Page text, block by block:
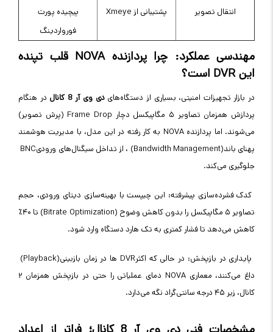
انتقال تصویر پشتیبانی از Xmeye
پیچیده پورت
فورواردینگ
مهندسی عملکرد: چرا پردازنده NOVAقلب تپنده
اینDVR است؟
در بازار تجهیزات امنیتی، بسیاری از دستگاه‌هایدی وی آر 8 کانال
در هنگام
پردازش همزمان تصاویر ۵ مگاپیکسل دچار
Frame Drop (پرش تصویر)
می‌شوند. اما پردازنده NOVA به کار رفته در این مدل، با مدیریت هوشمند
پهنای باند(Bandwidth Management) ، از تداخل سیگنال‌های ورودیBNC
جلوگیری می‌کند.
کدک فشرده‌سازی پیشرفته: این چیپست با بهینه‌سازی دیتای ورودی، حجم
تصاویر ۵ مگاپیکسل را بدون کاهش وضوح
(Bitrate Optimization)
تا ۴۰٪
کاهش می‌دهد تا فشار کمتری به تک هارد دستگاه وارد شود.
پایداری در بازپخش: در حالی که اکثرDVR ها در زمان بازبینی(Playback)
داغ می‌کنند، معماری NOVA
دمای عملیاتی را حتی در بازپخش همزمان ۲
کانال، زیر ۴۵ درجه سانتی‌گراد نگه می‌دارد
.